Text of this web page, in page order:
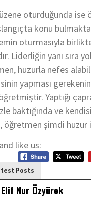
oturduğunda ise
konu
oturmasıyla
Liderliğin yanı sıra
huzurla nefes
yapması
Yaptığı
baktığında ve
öğretmen şimdi
like us:
Posts
Elif Nur Özyürek